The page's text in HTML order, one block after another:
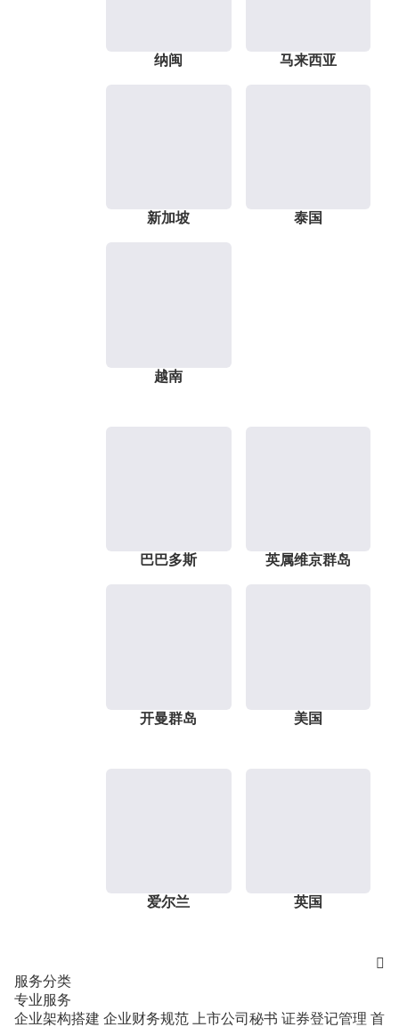
纳闽 马来西亚
新加坡 泰国
越南
巴巴多斯 英属维京群岛
开曼群岛 美国
爱尔兰 英国

服务分类
专业服务
企业架构搭建 企业财务规范 上市公司秘书 证券登记管理 首